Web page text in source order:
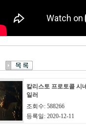
칼리스토 프로토콜 시
일러
조회수: 588266
등록일: 2020-12-11